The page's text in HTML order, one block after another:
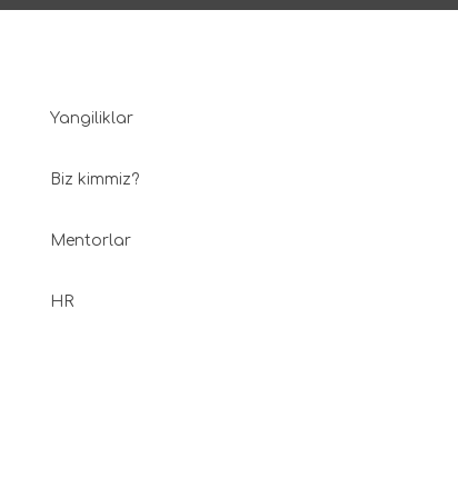
Yangiliklar
Biz kimmiz?
Mentorlar
HR